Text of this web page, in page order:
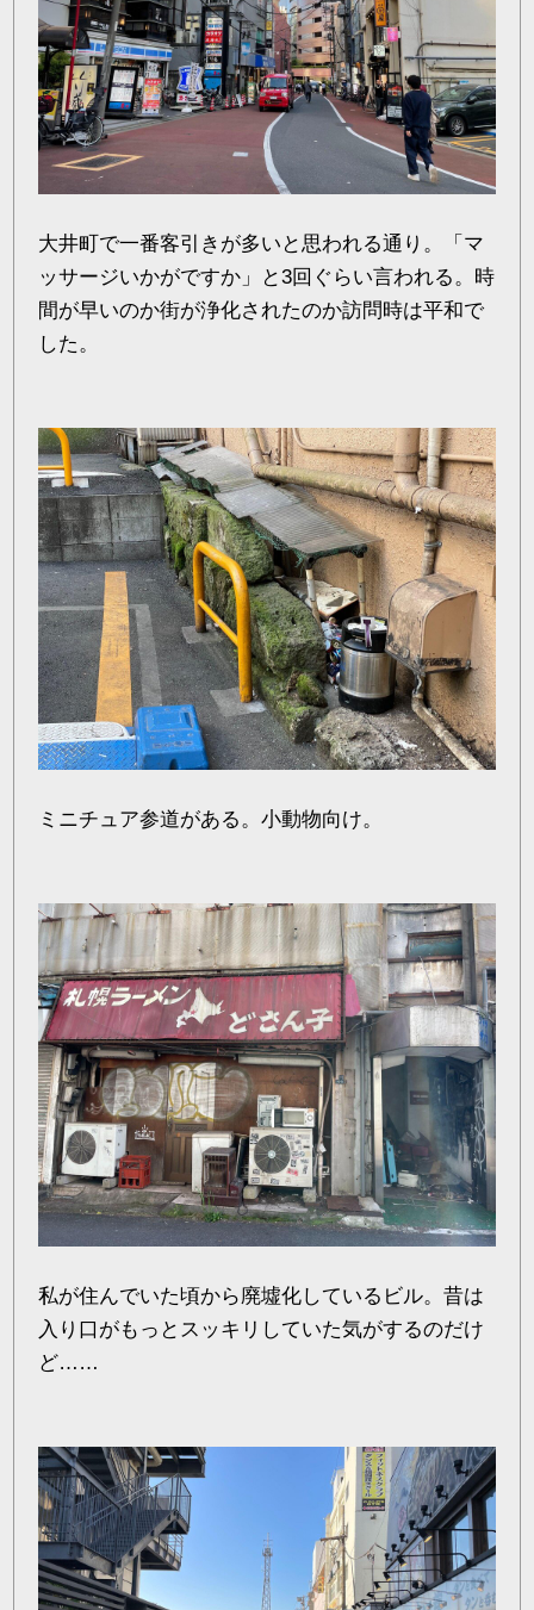
大井町で一番客引きが多いと思われる通り。「マ
ッサージいかがですか」と3回ぐらい言われる。時
間が早いのか街が浄化されたのか訪問時は平和で
した。
ミニチュア参道がある。小動物向け。
私が住んでいた頃から廃墟化しているビル。昔は
入り口がもっとスッキリしていた気がするのだけ
ど……